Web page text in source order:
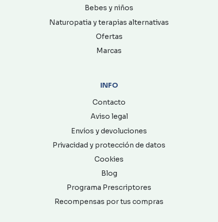
Bebes y niños
Naturopatia y terapias alternativas
Ofertas
Marcas
INFO
Contacto
Aviso legal
Envíos y devoluciones
Privacidad y protección de datos
Cookies
Blog
Programa Prescriptores
Recompensas por tus compras